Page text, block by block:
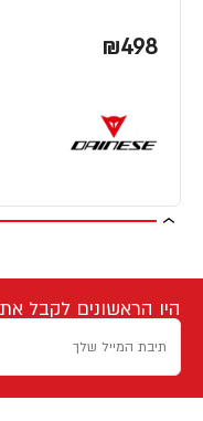
₪498
היו הראשונים לקבל